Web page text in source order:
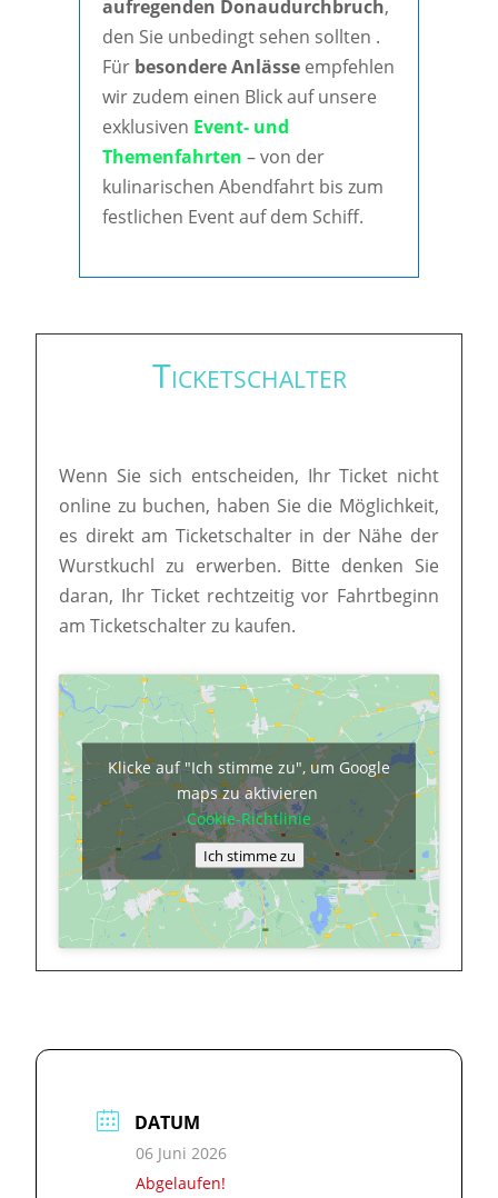
aufregenden Donaudurchbruch,
den Sie unbedingt sehen sollten .
Für besondere Anlässeempfehlen
wir zudem einen Blick auf unsere
exklusiven Event- und
Themenfahrten – von der
kulinarischen Abendfahrt bis zum
festlichen Event auf dem Schiff.
Ticketschalter
Wenn Sie sich entscheiden, Ihr Ticket nicht
online zu buchen, haben Sie die Möglichkeit,
es direkt am Ticketschalter in der Nähe der
Wurstkuchl zu erwerben. Bitte denken Sie
daran, Ihr Ticket rechtzeitig vor Fahrtbeginn
am Ticketschalter zu kaufen.
Klicke auf "Ich stimme zu", um Google
maps zu aktivieren
Cookie-Richtlinie
Ich stimme zu
DATUM
06 Juni 2026
Abgelaufen!